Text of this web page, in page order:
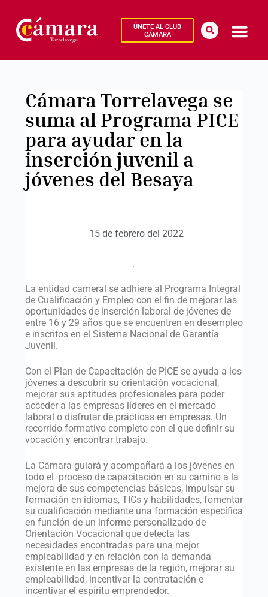
ÚNETE AL CLUB
CÁMARA
Cámara Torrelavega se
suma al Programa PICE
para ayudar en la
inserción juvenil a
jóvenes del Besaya
15 de febrero del 2022
La entidad cameral se adhiere al Programa Integral
de Cualificación y Empleo con el fin de mejorar las
oportunidades de inserción laboral de jóvenes de
entre 16 y 29 años que se encuentren en desempleo
e inscritos en el Sistema Nacional de Garantía
Juvenil.
Con el Plan de Capacitación de PICE se ayuda a los
jóvenes a descubrir su orientación vocacional,
mejorar sus aptitudes profesionales para poder
acceder a las empresas líderes en el mercado
laboral o disfrutar de prácticas en empresas. Un
recorrido formativo completo con el que definir su
vocación y encontrar trabajo.
La Cámara guiará y acompañará a los jóvenes en
todo el proceso de capacitación en su camino a la
mejora de sus competencias básicas, impulsar su
formación en idiomas, TICs y habilidades, fomentar
su cualificación mediante una formación específica
en función de un informe personalizado de
Orientación Vocacional que detecta las
necesidades encontradas para una mejor
empleabilidad y en relación con la demanda
existente en las empresas de la región, mejorar su
empleabilidad, incentivar la contratación e
incentivar el espíritu emprendedor.